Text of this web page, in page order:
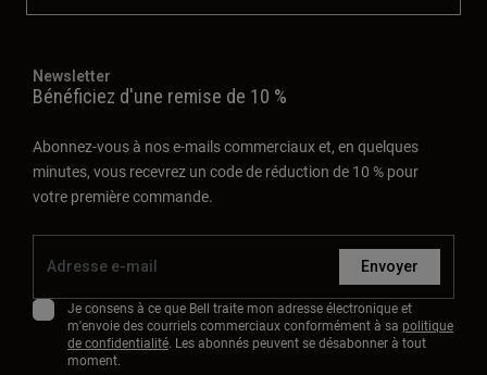
Newsletter
Bénéficiez d'une remise de 10 %
Abonnez-vous à nos e-mails commerciaux et, en quelques
minutes, vous recevrez un code de réduction de 10 % pour
votre première commande.
Envoyer
Je consens à ce que Bell traite mon adresse électronique et
m'envoie des courriels commerciaux conformément à sa politique
de confidentialité. Les abonnés peuvent se désabonner à tout
moment.